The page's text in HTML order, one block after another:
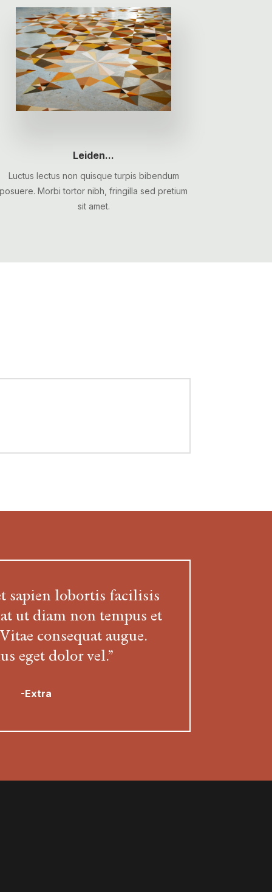
Leiden...
Luctus lectus non quisque turpis bibendum
posuere. Morbi tortor nibh, fringilla sed pretium
sit amet.
sapien lobortis facilisis
ut diam non tempus et
consequat augue.
eget dolor vel.”
-Extra